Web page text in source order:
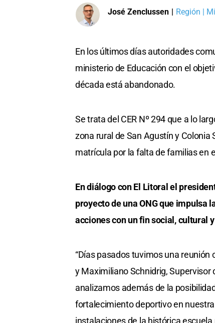
José Zenclussen | Región |
En los últimos días autoridades
ministerio de Educación con el
década está abandonado.
Se trata del CER Nº 294 que a lo
zona rural de San Agustín y
matrícula por la falta de familias en
En diálogo con El Litoral el
proyecto de una ONG que
acciones con un fin social, cultural
“Días pasados tuvimos una reunión
y Maximiliano Schnidrig, Supervisor
analizamos además de la
fortalecimiento deportivo en